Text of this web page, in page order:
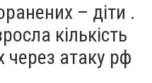
– діти .
кількість
через атаку рф